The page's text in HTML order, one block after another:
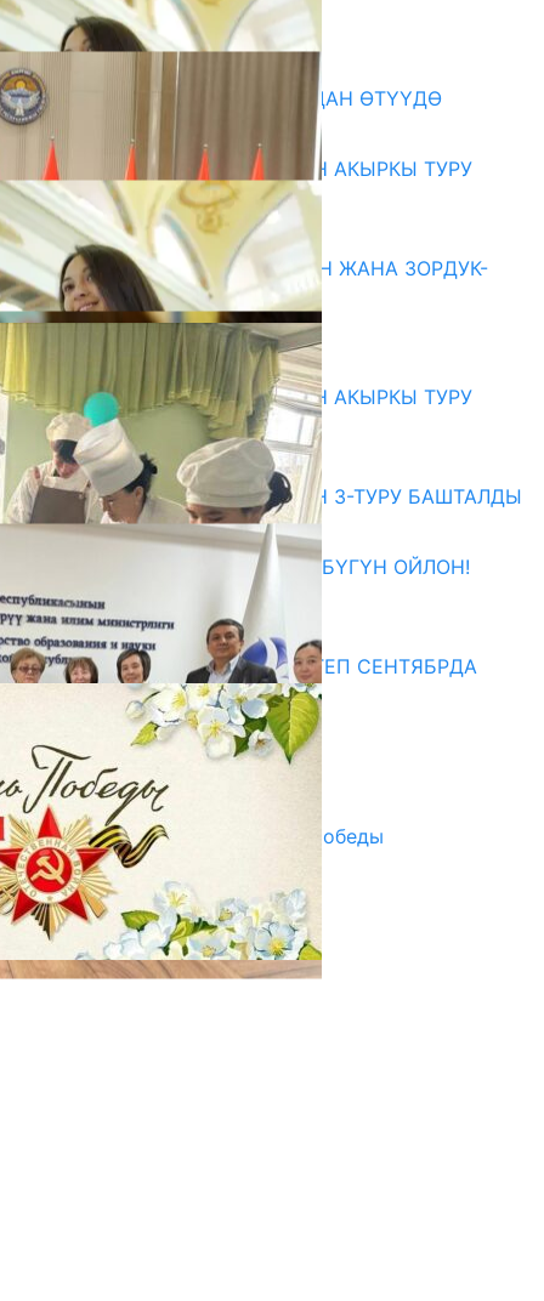
Акыркы жаңылыктар
199 ТРЕНЕР МУГАЛИМ ОКУУДАН ӨТҮҮДӨ
10.08.2026
ЖОЖДОРГО КАБЫЛ АЛУУНУН АКЫРКЫ ТУРУ
СТАРТ АЛДЫ
10.08.2026
ГЕНДЕРДИК БАСМЫРЛООДОН ЖАНА ЗОРДУК-
ЗОМБУЛУКТАН КОРГОО
07.08.2026
Абитуриент
ЖОЖДОРГО КАБЫЛ АЛУУНУН АКЫРКЫ ТУРУ
СТАРТ АЛДЫ
10.08.2026
ЖОЖДОРГО КАБЫЛ АЛУУНУН 3-ТУРУ БАШТАЛДЫ
27.07.2026
ӨЗҮҢДҮН КЕЛЕЧЕГИҢ ҮЧҮН БҮГҮН ОЙЛОН!
20.07.2026
Медиа
СУЗАКТА 750 ОРУНДУУ МЕКТЕП СЕНТЯБРДА
ПАЙДАЛАНУУГА БЕРИЛЕТ
07.08.2025
Улуу Жеңиштин жандуу сөзү
29.04.2025
Награды в преддверии Дня Победы
29.04.2025